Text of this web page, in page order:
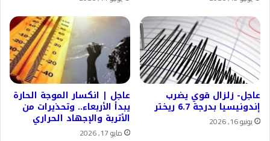
عاجل- زلزال قوي يضرب
إندونيسيا بدرجة 6.7 ريختر
يونيو 16, 2026
عاجل | انكسار الموجة الحارة
يبدأ الأربعاء.. وتحذيرات من
الأتربة والإجهاد الحراري
مايو 17, 2026